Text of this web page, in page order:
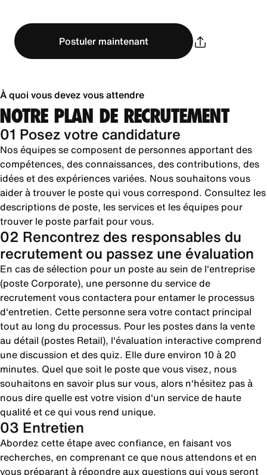
Postuler maintenant
À quoi vous devez vous attendre
NOTRE PLAN DE RECRUTEMENT
01 Posez votre candidature
Nos équipes se composent de personnes apportant des
compétences, des connaissances, des contributions, des
idées et des expériences variées. Nous souhaitons vous
aider à trouver le poste qui vous correspond. Consultez les
descriptions de poste, les services et les équipes pour
trouver le poste parfait pour vous.
02 Rencontrez des responsables du
recrutement ou passez une évaluation
En cas de sélection pour un poste au sein de l'entreprise
(poste Corporate), une personne du service de
recrutement vous contactera pour entamer le processus
d'entretien. Cette personne sera votre contact principal
tout au long du processus. Pour les postes dans la vente
au détail (postes Retail), l'évaluation interactive comprend
une discussion et des quiz. Elle dure environ 10 à 20
minutes. Quel que soit le poste que vous visez, nous
souhaitons en savoir plus sur vous, alors n'hésitez pas à
nous dire quelle est votre vision d'un service de haute
qualité et ce qui vous rend unique.
03 Entretien
Abordez cette étape avec confiance, en faisant vos
recherches, en comprenant ce que nous attendons et en
vous préparant à répondre aux questions qui vous seront